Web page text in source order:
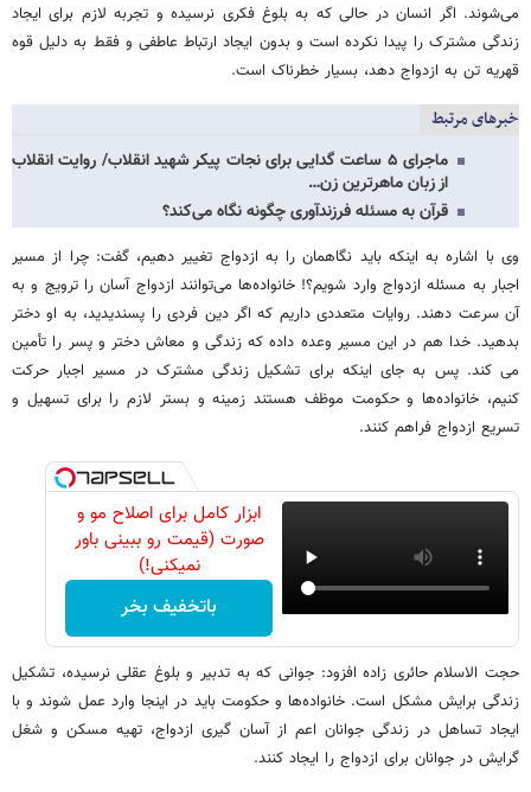
می‌شوند. اگر انسان در حالی که به بلوغ فکری نرسیده و تجربه لازم برای ایجاد
زندگی مشترک را پیدا نکرده است و بدون ایجاد ارتباط عاطفی و فقط به دلیل قوه
قهریه تن به ازدواج دهد، بسیار خطرناک است.
خبرهای مرتبط
ماجرای ۵ ساعت گدایی برای نجات پیکر شهید انقلاب/ روایت انقلاب
از زبان ماهرترین زن…
قرآن به مسئله فرزندآوری چگونه نگاه می‌کند؟
وی با اشاره به اینکه باید نگاهمان را به ازدواج تغییر دهیم، گفت: چرا از مسیر
اجبار به مسئله ازدواج وارد شویم؟! خانواده‌ها می‌توانند ازدواج آسان را ترویج و به
آن سرعت دهند. روایات متعددی داریم که اگر دین فردی را پسندیدید، به او دختر
بدهید. خدا هم در این مسیر وعده داده که زندگی و معاش دختر و پسر را تأمین
می کند. پس به جای اینکه برای تشکیل زندگی مشترک در مسیر اجبار حرکت
کنیم، خانواده‌ها و حکومت موظف هستند زمینه و بستر لازم را برای تسهیل و
تسریع ازدواج فراهم کنند.
ابزار کامل برای اصلاح مو و
صورت (قیمت رو ببینی باور
نمیکنی!)
باتخفیف بخر
حجت الاسلام حائری زاده افزود: جوانی که به تدبیر و بلوغ عقلی نرسیده، تشکیل
زندگی برایش مشکل است. خانواده‌ها و حکومت باید در اینجا وارد عمل شوند و با
ایجاد تساهل در زندگی جوانان اعم از آسان گیری ازدواج، تهیه مسکن و شغل
گرایش در جوانان برای ازدواج را ایجاد کنند.